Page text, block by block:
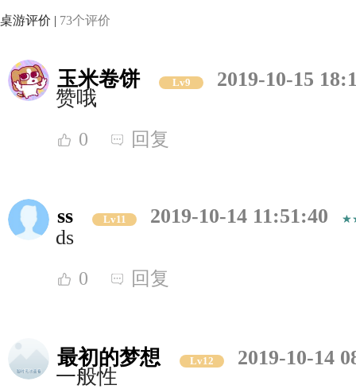
桌游评价 | 73个评价
玉米卷饼 Lv9
2019-10-15
赞哦
0 回复
ss Lv11
2019-10-14 11:51:40
ds
0 回复
最初的梦想 Lv12
2019-10-14
一般性